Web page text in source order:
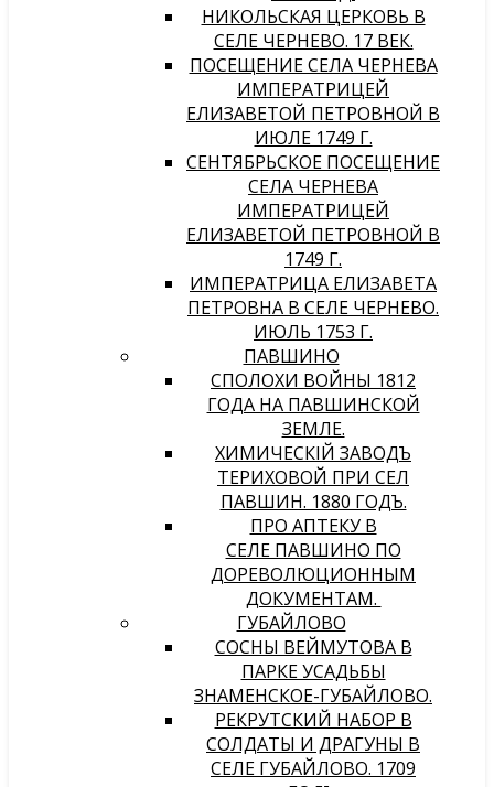
НИКОЛЬСКАЯ ЦЕРКОВЬ В
СЕЛЕ ЧЕРНЕВО. 17 ВЕК.
ПОСЕЩЕНИЕ СЕЛА ЧЕРНЕВА
ИМПЕРАТРИЦЕЙ
ЕЛИЗАВЕТОЙ ПЕТРОВНОЙ В
ИЮЛЕ 1749 Г.
СЕНТЯБРЬСКОЕ ПОСЕЩЕНИЕ
СЕЛА ЧЕРНЕВА
ИМПЕРАТРИЦЕЙ
ЕЛИЗАВЕТОЙ ПЕТРОВНОЙ В
1749 Г.
ИМПЕРАТРИЦА ЕЛИЗАВЕТА
ПЕТРОВНА В СЕЛЕ ЧЕРНЕВО.
ИЮЛЬ 1753 Г.
ПАВШИНО
СПОЛОХИ ВОЙНЫ 1812
ГОДА НА ПАВШИНСКОЙ
ЗЕМЛЕ.
ХИМИЧЕСКIЙ ЗАВОДЪ
ТЕРИХОВОЙ ПРИ СЕЛѢ
ПАВШИНѢ. 1880 ГОДЪ.
ПРО АПТЕКУ В
СЕЛЕ ПАВШИНО ПО
ДОРЕВОЛЮЦИОННЫМ
ДОКУМЕНТАМ.
ГУБАЙЛОВО
СОСНЫ ВЕЙМУТОВА В
ПАРКЕ УСАДЬБЫ
ЗНАМЕНСКОЕ-ГУБАЙЛОВО.
РЕКРУТСКИЙ НАБОР В
СОЛДАТЫ И ДРАГУНЫ В
СЕЛЕ ГУБАЙЛОВО. 1709